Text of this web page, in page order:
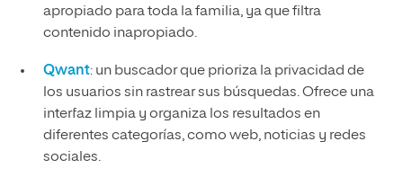
apropiado para toda la familia, ya que filtra
contenido inapropiado.
Qwant: un buscador que prioriza la privacidad de
los usuarios sin rastrear sus búsquedas. Ofrece una
interfaz limpia y organiza los resultados en
diferentes categorías, como web, noticias y redes
sociales.